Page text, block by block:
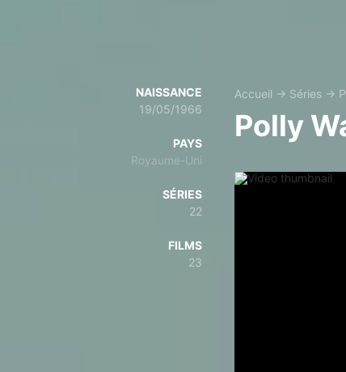
NAISSANCE
19/05/1966
PAYS
Royaume-Uni
SÉRIES
22
FILMS
23
Accueil → Séries →
Polly